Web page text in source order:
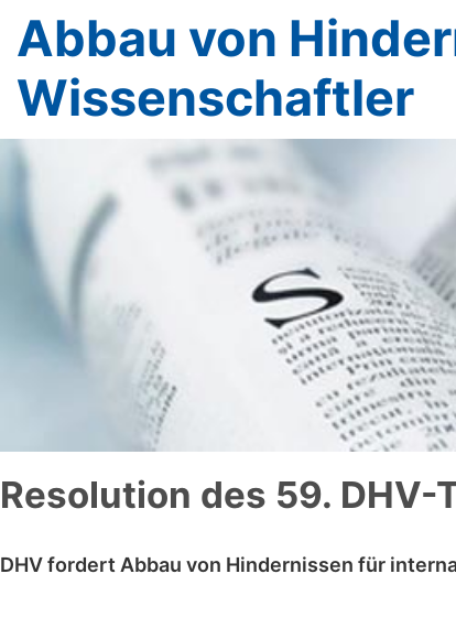
Abbau von
Wissenschaftler
Resolution des 59. DHV-
DHV fordert Abbau von Hindernissen für